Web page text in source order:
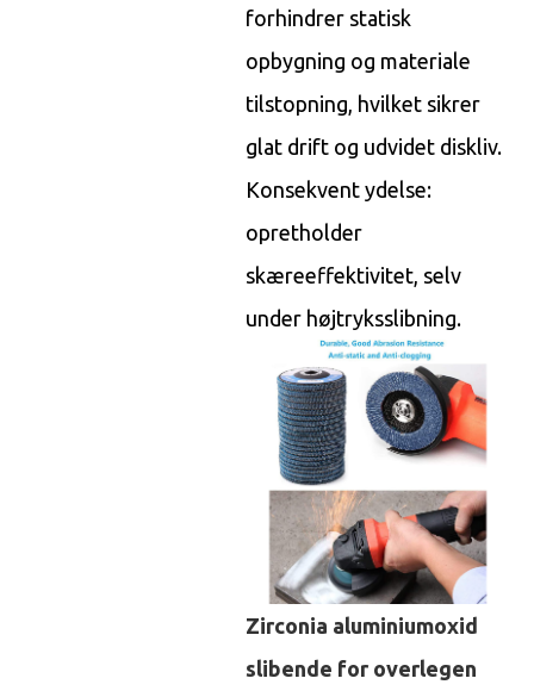
forhindrer statisk
opbygning og materiale
tilstopning, hvilket sikrer
glat drift og udvidet diskliv.
Konsekvent ydelse:
opretholder
skæreeffektivitet, selv
under højtryksslibning.
Zirconia aluminiumoxid
slibende for overlegen